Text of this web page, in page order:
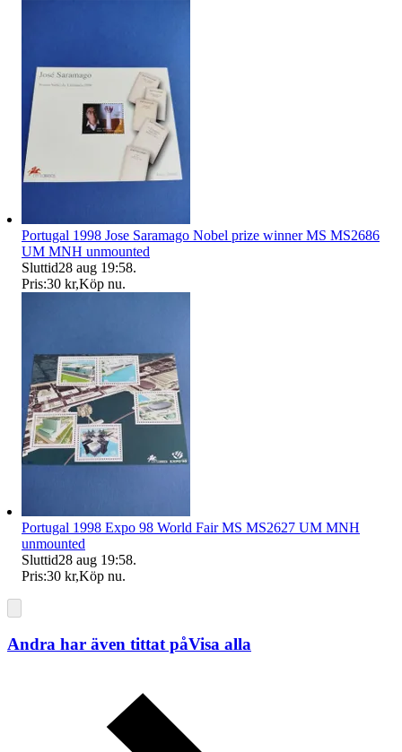
Portugal 1998 Jose Saramago Nobel prize winner MS MS2686
UM MNH unmounted
Sluttid28 aug 19:58.
Pris:30 kr,Köp nu.
Portugal 1998 Expo 98 World Fair MS MS2627 UM MNH
unmounted
Sluttid28 aug 19:58.
Pris:30 kr,Köp nu.
Andra har även tittat påVisa alla